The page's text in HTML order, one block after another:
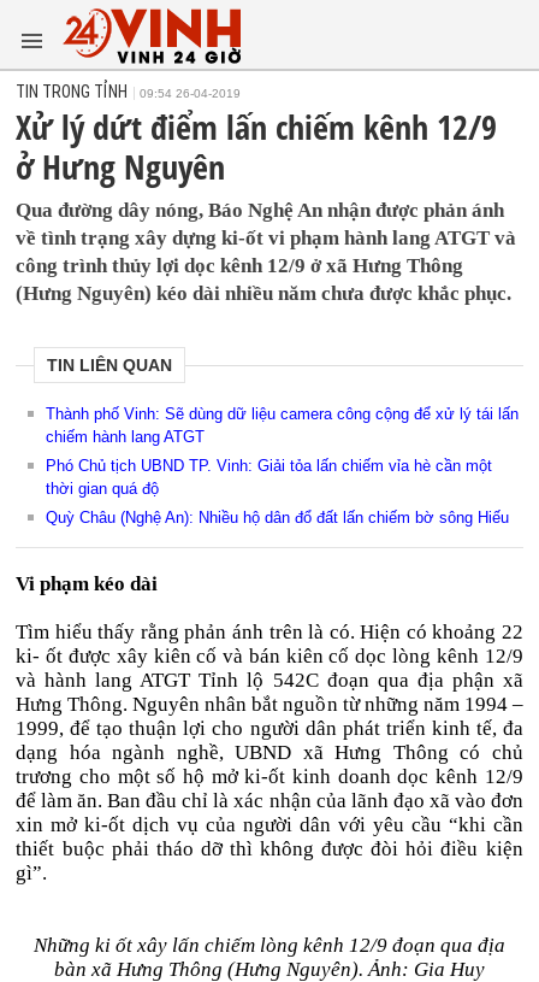
TIN TRONG TỈNH 09:54 26-04-2019
Xử lý dứt điểm lấn chiếm kênh 12/9
ở Hưng Nguyên
Qua đường dây nóng, Báo Nghệ An nhận được phản ánh
về tình trạng xây dựng ki-ốt vi phạm hành lang ATGT và
công trình thủy lợi dọc kênh 12/9 ở xã Hưng Thông
(Hưng Nguyên) kéo dài nhiều năm chưa được khắc phục.
TIN LIÊN QUAN
Thành phố Vinh: Sẽ dùng dữ liệu camera công cộng để xử lý tái lấn
chiếm hành lang ATGT
Phó Chủ tịch UBND TP. Vinh: Giải tỏa lấn chiếm vỉa hè cần một
thời gian quá độ
Quỳ Châu (Nghệ An): Nhiều hộ dân đổ đất lấn chiếm bờ sông Hiếu
Vi phạm kéo dài
Tìm hiểu thấy rằng phản ánh trên là có. Hiện có khoảng 22
ki- ốt được xây kiên cố và bán kiên cố dọc lòng kênh 12/9
và hành lang ATGT Tỉnh lộ 542C đoạn qua địa phận xã
Hưng Thông. Nguyên nhân bắt nguồn từ những năm 1994 –
1999, để tạo thuận lợi cho người dân phát triển kinh tế, đa
dạng hóa ngành nghề, UBND xã Hưng Thông có chủ
trương cho một số hộ mở ki-ốt kinh doanh dọc kênh 12/9
để làm ăn. Ban đầu chỉ là xác nhận của lãnh đạo xã vào đơn
xin mở ki-ốt dịch vụ của người dân với yêu cầu “khi cần
thiết buộc phải tháo dỡ thì không được đòi hỏi điều kiện
gì”.
Những ki ốt xây lấn chiếm lòng kênh 12/9 đoạn qua địa
bàn xã Hưng Thông (Hưng Nguyên). Ảnh: Gia Huy